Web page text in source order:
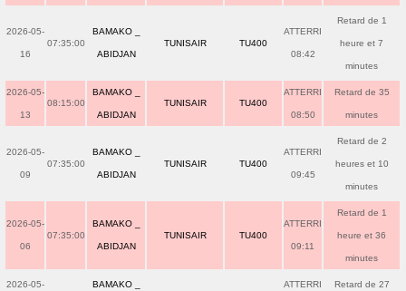
2026-05-
16
07:35:00
BAMAKO _
ABIDJAN
TUNISAIR TU400
ATTERRI
08:42
Retard de 1
heure et 7
minutes
2026-05-
13
08:15:00
BAMAKO _
ABIDJAN
TUNISAIR TU400
ATTERRI
08:50
Retard de 35
minutes
2026-05-
09
07:35:00
BAMAKO _
ABIDJAN
TUNISAIR TU400
ATTERRI
09:45
Retard de 2
heures et 10
minutes
2026-05-
06
07:35:00
BAMAKO _
ABIDJAN
TUNISAIR TU400
ATTERRI
09:11
Retard de 1
heure et 36
minutes
2026-05-
BAMAKO _
ATTERRI Retard de 27